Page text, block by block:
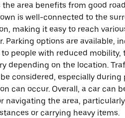
area benefits from good road
is well-connected to the
making it easy to reach
Parking options are available,
people with reduced mobility,
depending on the location.
considered, especially during
can occur. Overall, a car can
navigating the area,
or carrying heavy items.